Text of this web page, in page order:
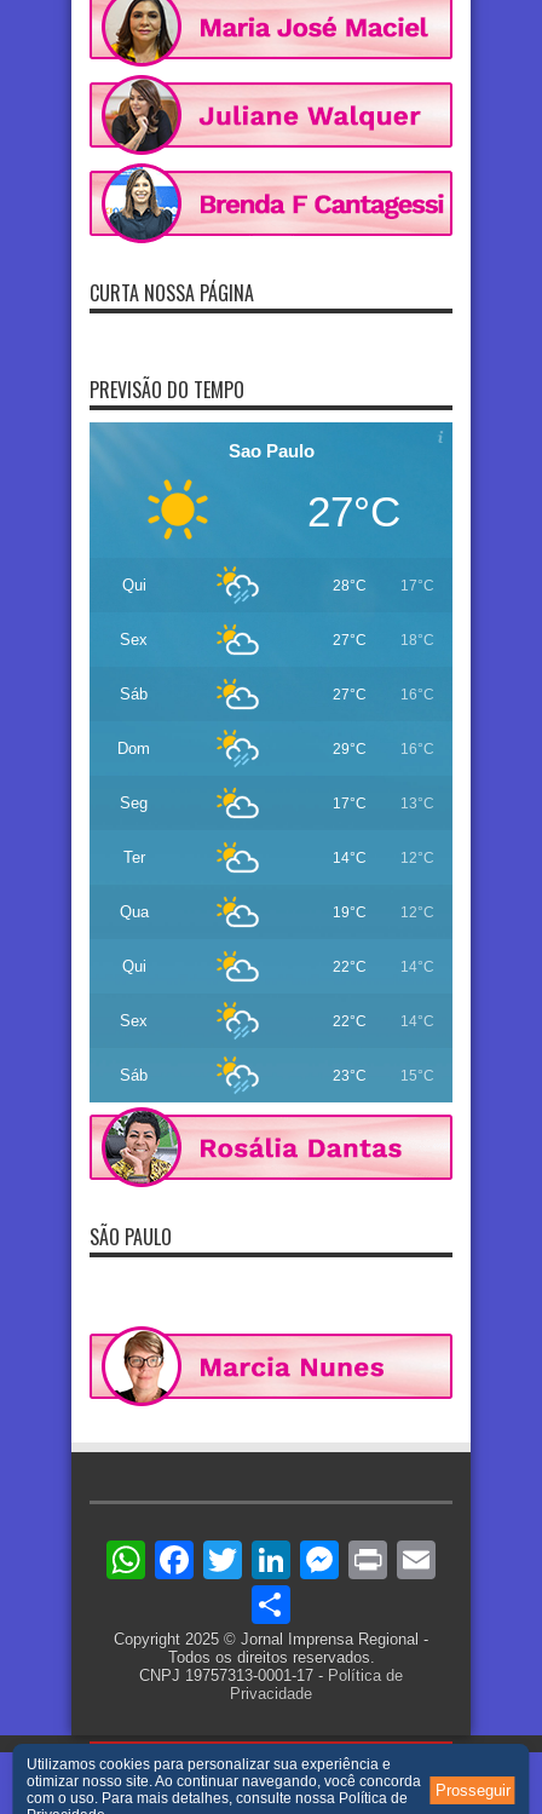
CURTA NOSSA PÁGINA
PREVISÃO DO TEMPO
Sao Paulo
27°C
Qui 28°C 17°C
Sex 27°C 18°C
Sáb 27°C 16°C
Dom 29°C 16°C
Seg 17°C 13°C
Ter 14°C 12°C
Qua 19°C 12°C
Qui 22°C 14°C
Sex 22°C 14°C
Sáb 23°C 15°C
SÃO PAULO
WhatsApp
Facebook
TwitterLinkedIn
Messenger
Print
Copyright 2025 © Jornal Imprensa Regional -
Todos os direitos reservados.
CNPJ 19757313-0001-17 - Política de
Privacidade
Utilizamos cookies para personalizar sua experiência e
otimizar nosso site. Ao continuar navegando, você concorda
com o uso. Para mais detalhes, consulte nossa Política de
Prosseguir